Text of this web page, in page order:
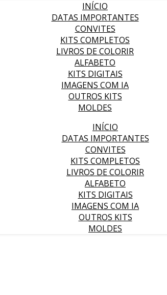
INÍCIO
DATAS IMPORTANTES
CONVITES
KITS COMPLETOS
LIVROS DE COLORIR
ALFABETO
KITS DIGITAIS
IMAGENS COM IA
OUTROS KITS
MOLDES
INÍCIO
DATAS IMPORTANTES
CONVITES
KITS COMPLETOS
LIVROS DE COLORIR
ALFABETO
KITS DIGITAIS
IMAGENS COM IA
OUTROS KITS
MOLDES